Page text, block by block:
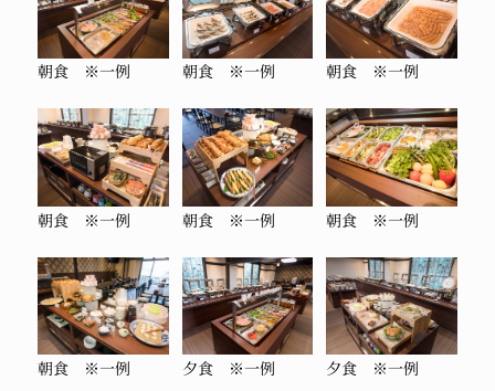
朝食 ※一例 朝食 ※一例 朝食 ※一例
朝食 ※一例 朝食 ※一例 朝食 ※一例
朝食 ※一例 夕食 ※一例 夕食 ※一例